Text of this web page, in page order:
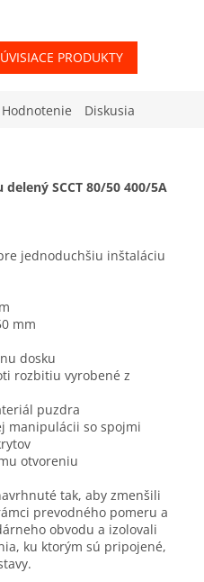
PRODUKTY
Hodnotenie Diskusia
SCCT 80/50 400/5A
jednoduchšiu inštaláciu
mm
dosku
rozbitiu vyrobené z
puzdra
manipulácii so spojmi
otvoreniu
tak, aby zmenšili
prevodného pomeru a
obvodu a izolovali
ku ktorým sú pripojené,